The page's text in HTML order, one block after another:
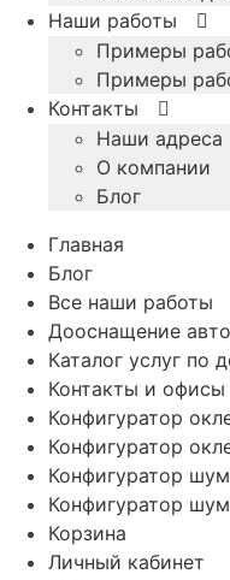
Наши работы
Примеры
Примеры
Контакты
Наши адреса
О компании
Блог
Главная
Блог
Все наши работы
Дооснащение
Каталог услуг по
Контакты и офисы
Конфигуратор
Конфигуратор
Конфигуратор
Конфигуратор
Корзина
Личный кабинет